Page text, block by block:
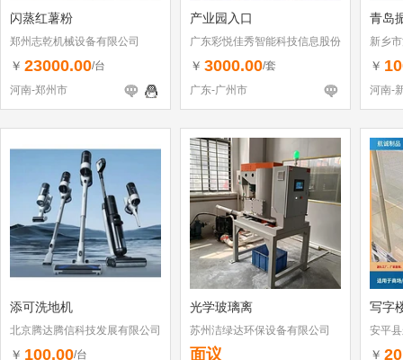
闪蒸红薯粉
郑州志乾机械设备有限公司
￥ 23000.00/台
河南-郑州市
产业园入口
广东彩悦佳秀智能科技信息股份
有限公司
￥ 3000.00/套
广东-广州市
青岛
新乡
￥
河南-
添可洗地机
北京腾达腾信科技发展有限公司
￥ 100.00/台
光学玻璃离
苏州洁绿达环保设备有限公司
面议
写字
安平
￥